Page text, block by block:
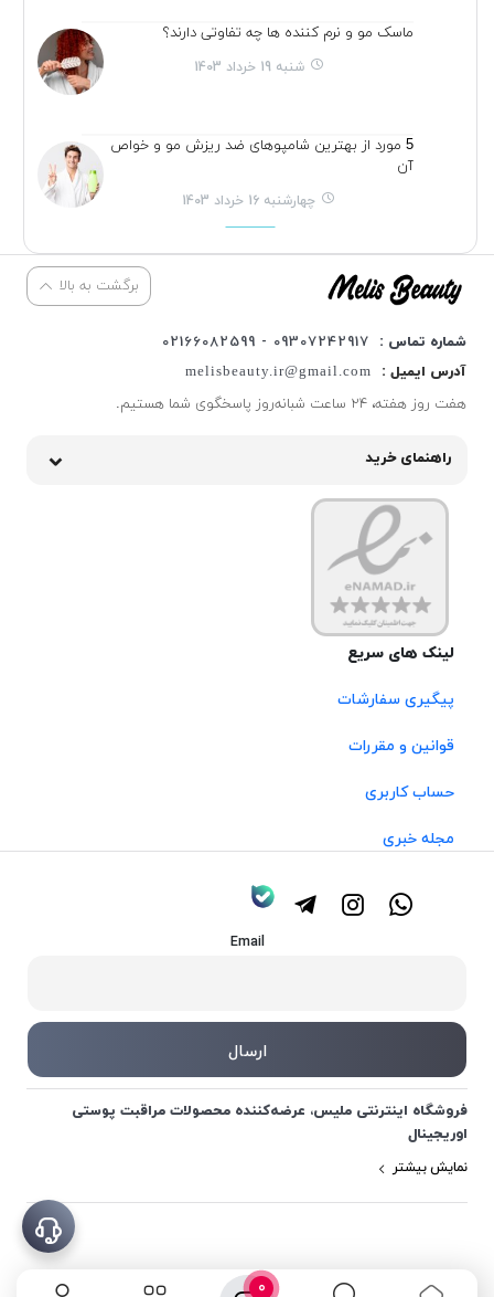
ماسک مو و نرم کننده ها چه تفاوتی دارند؟
شنبه 19 خرداد 1403
5 مورد از بهترین شامپوهای ضد ریزش مو و خواص
آن
چهارشنبه 16 خرداد 1403
0
برگشت به بالا
شماره تماس :
09307242917 - 02166082599
آدرس ایمیل :
melisbeauty.ir@gmail.com
هفت روز هفته، ۲۴ ساعت شبانه‌روز پاسخگوی شما هستیم.
راهنمای خرید
لینک های سریع
پیگیری سفارشات
قوانین و مقررات
حساب کاربری
مجله خبری
Email
فروشگاه اینترنتی ملیس، عرضه‌کننده محصولات مراقبت پوستی
اوریجینال
نمایش بیشتر